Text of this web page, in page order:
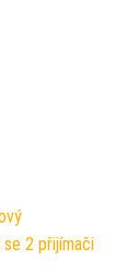
2 přijímači